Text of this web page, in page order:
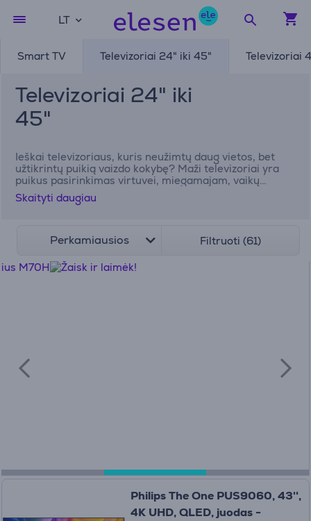
LT
Smart TV Televizoriai 24" iki 45" Televizoriai
Televizoriai 24" iki
45"
Ieškai televizoriaus, kuris neužimtų daug vietos, bet
užtikrintų puikią vaizdo kokybę? Maži televizoriai yra
puikus pasirinkimas virtuvei, miegamajam, vaikų
kambariui, darbo kabinetui ar kitoms nedidelėms
erdvėms. Šioje kategorijoje rasi įvairių dydžių modelius
aukštą vaizdo kokybę, išmaniąsias funkcijas ir patogų
kaip Samsung, LG, Philips, Sony ir kitų, bei atrask
televizorių, kuris puikiai tiks tavo namams.
Skaityti daugiau
Perkamiausios Filtruoti (61)
Philips The One PUS9060, 43'',
4K UHD, QLED, juodas -